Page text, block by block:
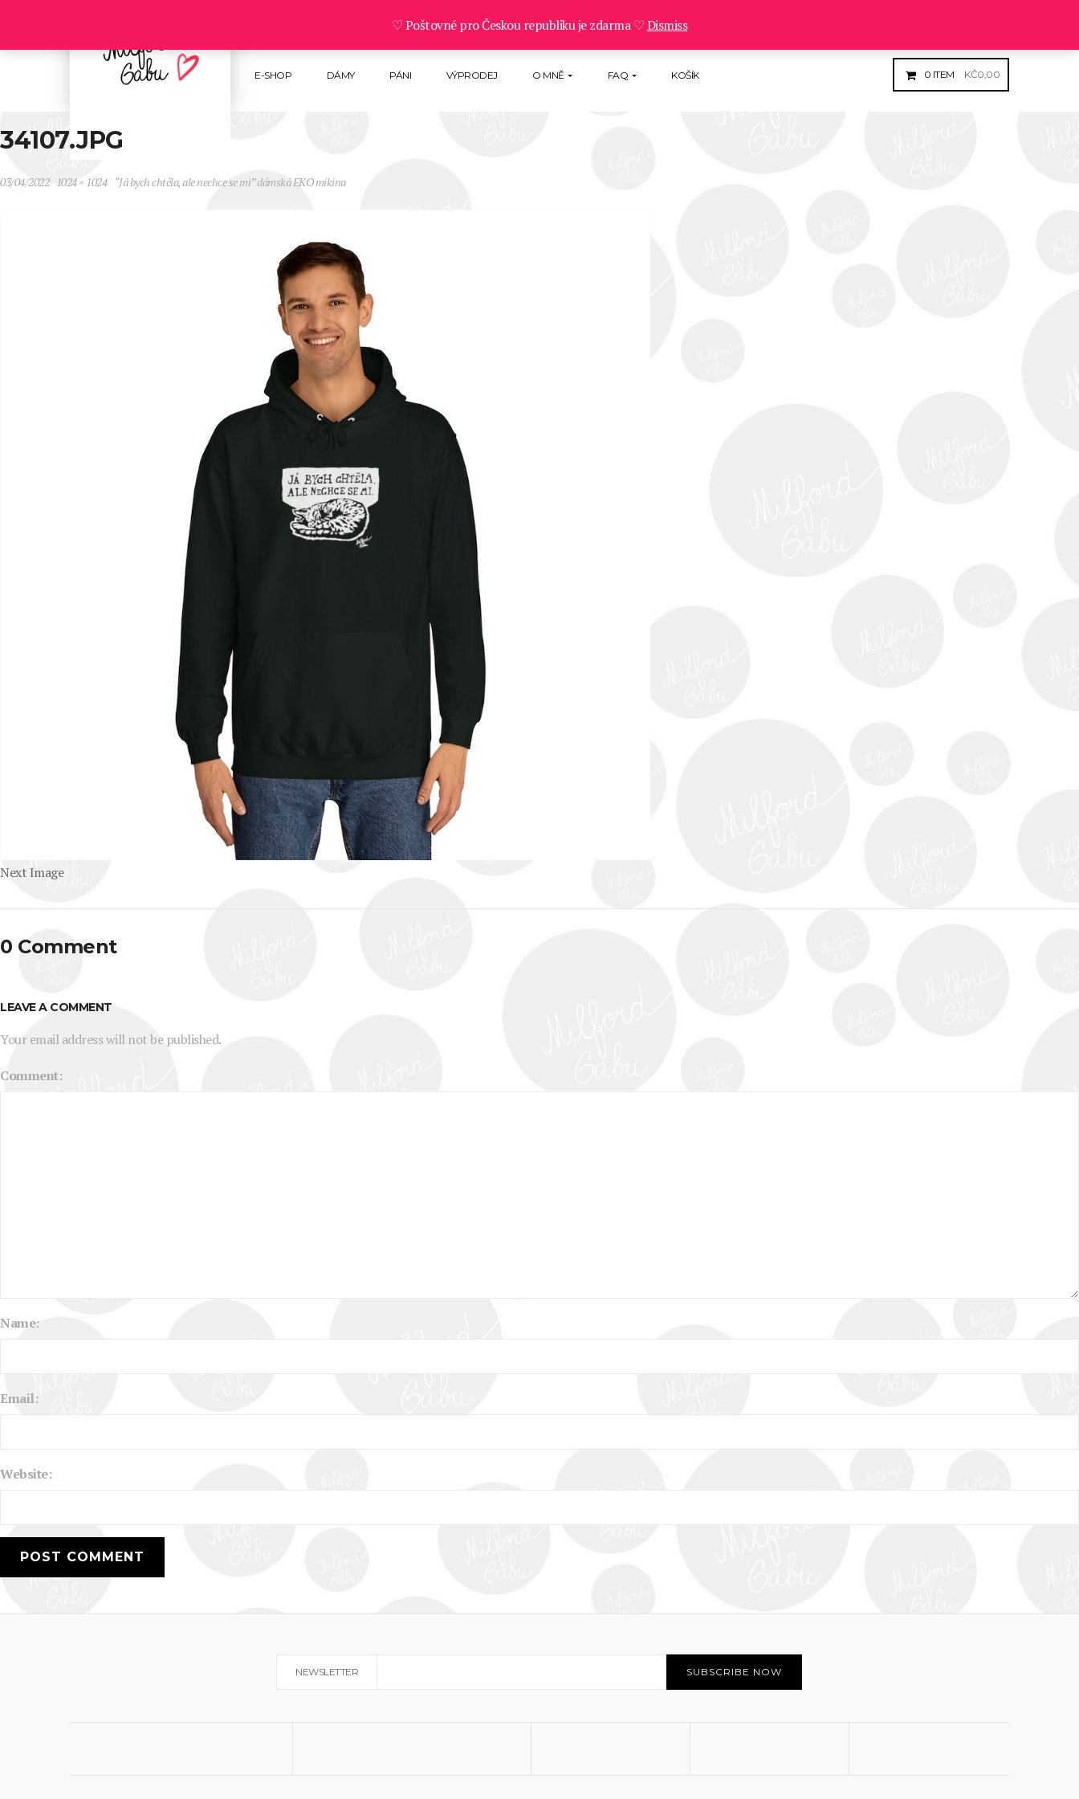
0 ITEM KČ0,00
E-SHOP DÁMY PÁNI VÝPRODEJ O MNĚ FAQ KOŠÍK
34107.JPG
03/04/2022 1024 × 1024 “Já bych chtěla, ale nechce se mi” dámská EKO mikina
Next Image
0 Comment
LEAVE A COMMENT
Your email address will not be published.
Comment:
Name:
Email:
Website:
NEWSLETTER
♡ Poštovné pro Českou republiku je zdarma ♡Dismiss